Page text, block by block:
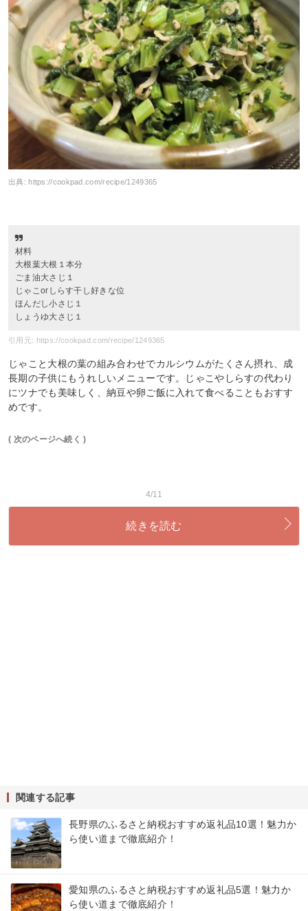
出典:https://cookpad.com/recipe/1249365
材料
大根葉大根１本分
ごま油大さじ１
じゃこorしらす干し好きな位
ほんだし小さじ１
しょうゆ大さじ１
引用元: https://cookpad.com/recipe/1249365
じゃこと大根の葉の組み合わせでカルシウムがたくさん摂れ、成
長期の子供にもうれしいメニューです。じゃこやしらすの代わり
にツナでも美味しく、納豆や卵ご飯に入れて食べることもおすす
めです。
( 次のページへ続く )
4/11
続きを読む
関連する記事
長野県のふるさと納税おすすめ返礼品10選！魅力か
ら使い道まで徹底紹介！
愛知県のふるさと納税おすすめ返礼品5選！魅力か
ら使い道まで徹底紹介！